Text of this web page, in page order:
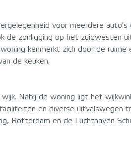
voor meerdere
de zonligging op het zuidwesten
kenmerkt zich door de
de keuken.
Nabij de woning ligt het
en diverse
Rotterdam en de Luchthaven